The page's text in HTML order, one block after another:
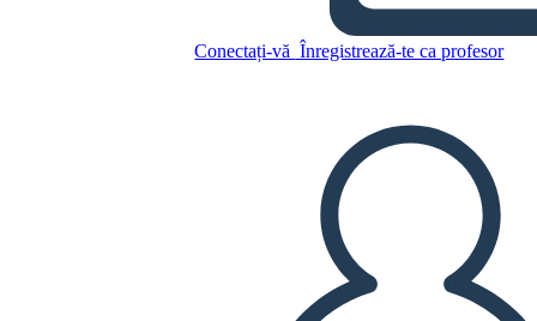
Conectați-vă Înregistrează-te ca profesor
Copiați acest Storyboard
CREAȚI UN STORYBOARD
CITESTE-MI